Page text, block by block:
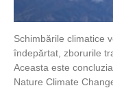
Schimbările climatice
îndepărtat, zborurile
Aceasta este
Nature Climate